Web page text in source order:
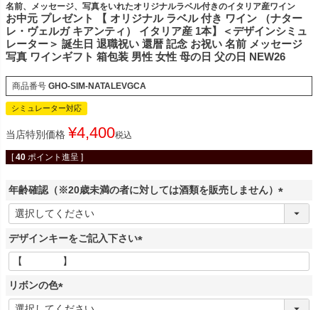
名前、メッセージ、写真をいれたオリジナルラベル付きのイタリア産ワイン
お中元 プレゼント 【 オリジナル ラベル 付き ワイン （ナター
レ・ヴェルガ キアンティ） イタリア産 1本】＜デザインシミュ
レーター＞ 誕生日 退職祝い 還暦 記念 お祝い 名前 メッセージ
写真 ワインギフト 箱包装 男性 女性 母の日 父の日 NEW26
商品番号 GHO-SIM-NATALEVGCA
シミュレーター対応
当店特別価格 ¥4,400税込
[ 40 ポイント進呈 ]
年齢確認（※20歳未満の者に対しては酒類を販売しません）
必
)
デザインキーをご記入下さい
必
)
リボンの色
(